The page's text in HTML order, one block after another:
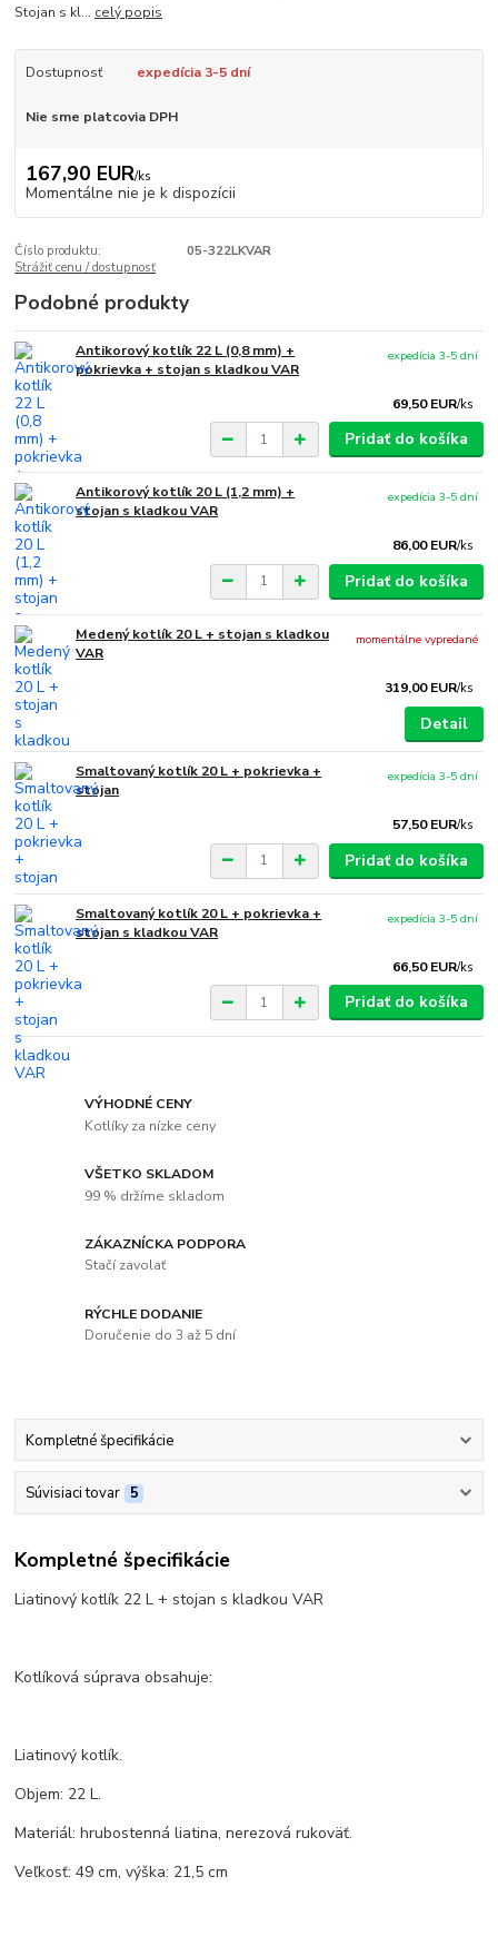
Stojan s kl... celý popis
Dostupnosť expedícia 3-5 dní
Nie sme platcovia DPH
167,90 EUR/ks
Momentálne nie je k dispozícii
Číslo produktu:
05-322LKVAR
Strážiť cenu / dostupnosť
Podobné produkty
Antikorový kotlík 22 L (0,8 mm) +
pokrievka + stojan s kladkou VAR
69,50 EUR/ks
expedícia 3-5 dní
Pridať do košíka
Antikorový kotlík 20 L (1,2 mm) +
stojan s kladkou VAR
86,00 EUR/ks
expedícia 3-5 dní
Pridať do košíka
Medený kotlík 20 L + stojan s kladkou
VAR
319,00 EUR/ks
momentálne vypredané
Detail
Smaltovaný kotlík 20 L + pokrievka +
stojan
57,50 EUR/ks
expedícia 3-5 dní
Pridať do košíka
Smaltovaný kotlík 20 L + pokrievka +
stojan s kladkou VAR
66,50 EUR/ks
expedícia 3-5 dní
Pridať do košíka
VÝHODNÉ CENY
Kotlíky za nízke ceny
VŠETKO SKLADOM
99 % držíme skladom
ZÁKAZNÍCKA PODPORA
Stačí zavolať
RÝCHLE DODANIE
Doručenie do 3 až 5 dní
Kompletné špecifikácie
Súvisiaci tovar 5
Kompletné špecifikácie
Liatinový kotlík 22 L + stojan s kladkou VAR
Kotlíková súprava obsahuje:
Liatinový kotlík.
Objem: 22 L.
Materiál: hrubostenná liatina, nerezová rukoväť.
Veľkosť: 49 cm, výška: 21,5 cm